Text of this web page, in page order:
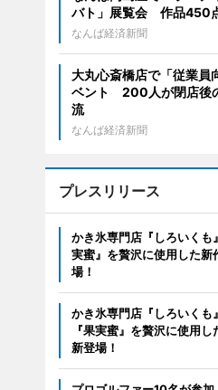
バト」展覧会 作品450
なんば経済新聞
大丸心斎橋店で「従業員
ベント 200人が閉店後
流
なんば経済新聞
プレスリリース
かき氷専門店『しろいくも
実蜜』を贅沢に使用した新
場！
かき氷専門店『しろいくも
『果実蜜』を贅沢に使用
新登場！